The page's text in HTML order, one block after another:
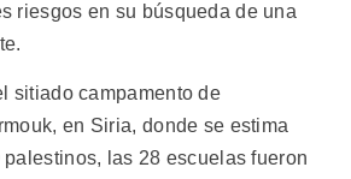
riesgos en su búsqueda de una
sitiado campamento de
en Siria, donde se estima
las 28 escuelas fueron